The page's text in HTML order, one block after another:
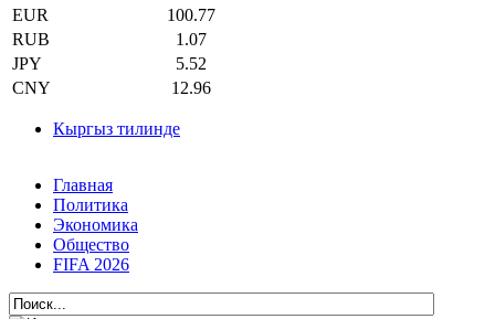
EUR
100.77
RUB
1.07
JPY
5.52
CNY
12.96
Кыргыз тилинде
Главная
Политика
Экономика
Общество
FIFA 2026